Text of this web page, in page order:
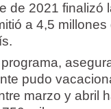
de 2021 finalizó
a 4,5
pudo
marzo y abril